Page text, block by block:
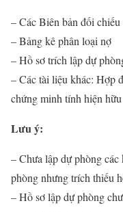
– Các Biên bản đối
– Bảng kê phân loại nợ
– Hồ sơ trích lập dự
– Các tài liệu khác: Hợp
chứng minh tính hiện
Lưu ý:
– Chưa lập dự phòng
phòng nhưng trích thiếu
– Hồ sơ lập dự phòng